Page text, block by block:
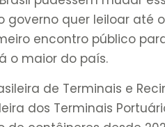
governo quer leiloar até
encontro público
o maior do país.
de Terminais e
dos Terminais